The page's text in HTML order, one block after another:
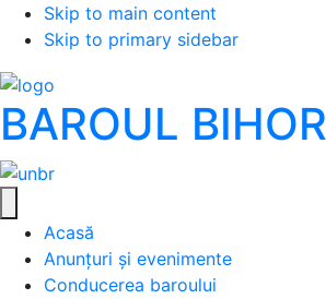
Skip to main content
Skip to primary sidebar
BAROUL BIHOR
Acasă
Anunțuri și evenimente
Conducerea baroului